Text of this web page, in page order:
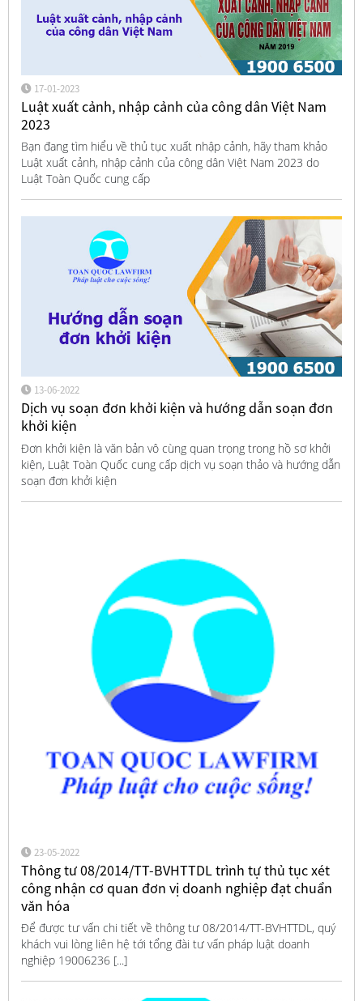
17-01-2023
Luật xuất cảnh, nhập cảnh của công dân Việt Nam
2023
Bạn đang tìm hiểu về thủ tục xuất nhập cảnh, hãy tham khảo
Luật xuất cảnh, nhập cảnh của công dân Việt Nam 2023 do
Luật Toàn Quốc cung cấp
13-06-2022
Dịch vụ soạn đơn khởi kiện và hướng dẫn soạn đơn
khởi kiện
Đơn khởi kiện là văn bản vô cùng quan trọng trong hồ sơ khởi
kiện, Luật Toàn Quốc cung cấp dịch vụ soạn thảo và hướng dẫn
soạn đơn khởi kiện
23-05-2022
Thông tư 08/2014/TT-BVHTTDL trình tự thủ tục xét
công nhận cơ quan đơn vị doanh nghiệp đạt chuẩn
văn hóa
Để được tư vấn chi tiết về thông tư 08/2014/TT-BVHTTDL, quý
khách vui lòng liên hệ tới tổng đài tư vấn pháp luật doanh
nghiệp 19006236 [...]